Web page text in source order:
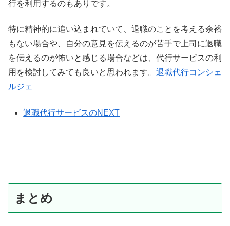
行を利用するのもありです。
特に精神的に追い込まれていて、退職のことを考える余裕
もない場合や、自分の意見を伝えるのが苦手で上司に退職
を伝えるのが怖いと感じる場合などは、代行サービスの利
用を検討してみても良いと思われます。 退職代行コンシェ
ルジェ
退職代行サービスのNEXT
まとめ